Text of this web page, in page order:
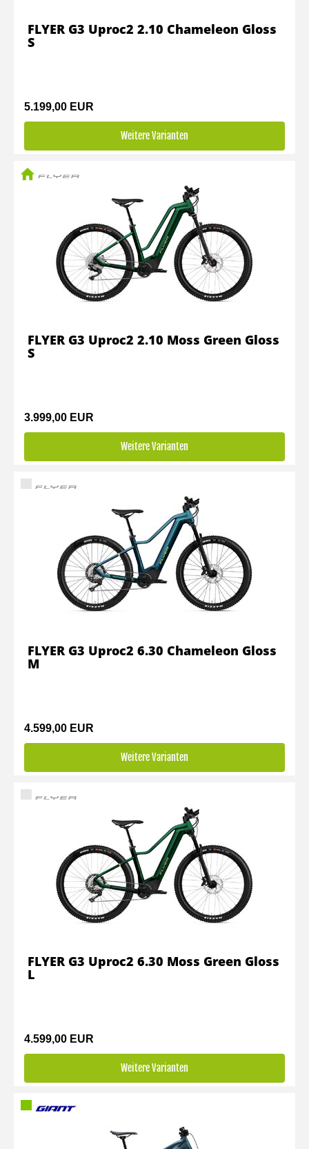
5.199,00 EUR
Weitere Varianten
FLYER G3 Uproc2 2.10 Chameleon Gloss
S
3.999,00 EUR
Weitere Varianten
FLYER G3 Uproc2 2.10 Moss Green Gloss
S
4.599,00 EUR
Weitere Varianten
FLYER G3 Uproc2 6.30 Chameleon Gloss
M
4.599,00 EUR
Weitere Varianten
FLYER G3 Uproc2 6.30 Moss Green Gloss
L